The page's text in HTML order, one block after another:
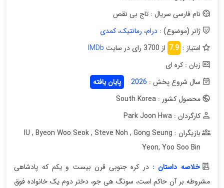
نام فارسی سریال : تاج بی‌ نقص
ژانر (موضوع) :درام، رمانتیک،کمدی
امتیاز : 7.9 از 3700 رای در سایت
IMDb
زبان : کره ای
سال شروع پخش : 2026
پایان یافته
محصول کشور : South Korea
کارگردان : Park Joon Hwa
بازیگران : IU
, Byeon Woo Seok, Steve Noh , Gong Seung
Yeon, Yoo Soo Bin
خلاصه داستان :در کره جنوبی قرن بیست و یکم که پادشاهی
مشروطه بر آن حاکم است، سونگ هی جو، دختر دوم یک خانواده فوق‌